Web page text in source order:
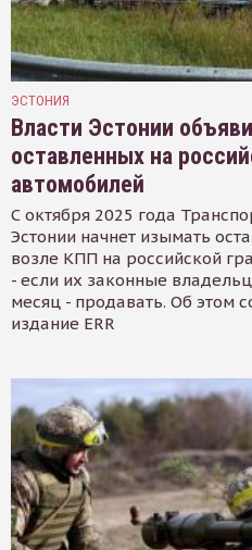
ЭСТОНИЯ
Власти Эстонии
оставленных на
автомобилей
С октября 2025 года
Эстонии начнет изымать
возле КПП на российской
- если их законные
месяц - продавать. Об этом
издание ERR